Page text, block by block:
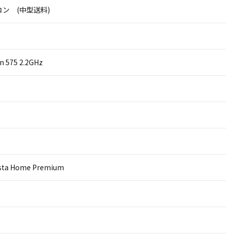
ン (中型送料)
575 2.2GHz
Home Premium